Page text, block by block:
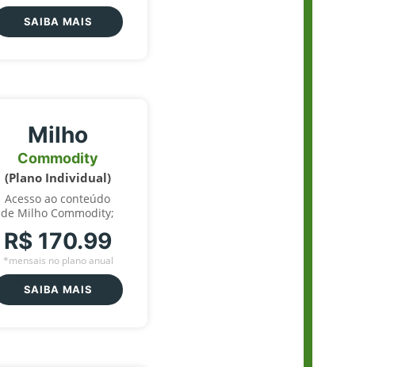
SAIBA MAIS
Milho
Commodity
(Plano Individual)
Acesso ao conteúdo
de Milho Commodity;
R$ 170.99
*mensais no plano anual
SAIBA MAIS